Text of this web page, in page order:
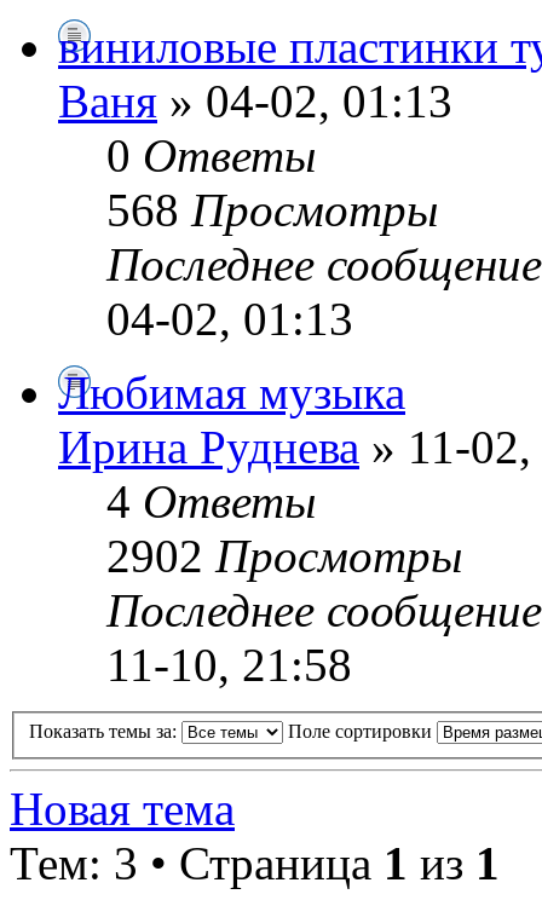
виниловые пластинки
Ваня » 04-02, 01:13
0 Ответы
568 Просмотры
Последнее
04-02, 01:13
Любимая музыка
Ирина Руднева » 11-
4 Ответы
2902 Просмотры
Последнее
11-10, 21:58
Показать темы за: Поле сортировки
Новая тема
Тем: 3 • Страница 1 из 1